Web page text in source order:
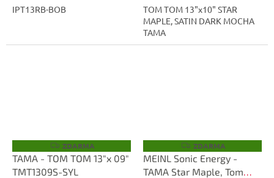
IPT13RB-BOB
TOM TOM 13"x10" STAR
MAPLE, SATIN DARK MOCHA
TAMA
Z
D
A
R
ZDARMA
TAMA - TOM TOM 13"x 09"
TMT1309S-SYL
Z
D
A
R
ZDARMA
MEINL Sonic Energy -
TAMA Star Maple, Tom